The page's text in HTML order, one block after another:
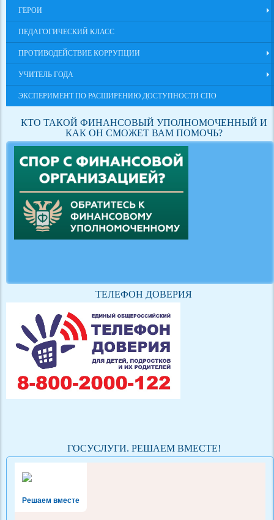
ГЕРОИ
ПЕДАГОГИЧЕСКИЙ КЛАСС
ПРОТИВОДЕЙСТВИЕ КОРРУПЦИИ
УЧИТЕЛЬ ГОДА
ЭКСПЕРИМЕНТ ПО РАСШИРЕНИЮ ДОСТУПНОСТИ СПО
КТО ТАКОЙ ФИНАНСОВЫЙ УПОЛНОМОЧЕННЫЙ И
КАК ОН СМОЖЕТ ВАМ ПОМОЧЬ?
ТЕЛЕФОН ДОВЕРИЯ
ГОСУСЛУГИ. РЕШАЕМ ВМЕСТЕ!
Решаем вместе